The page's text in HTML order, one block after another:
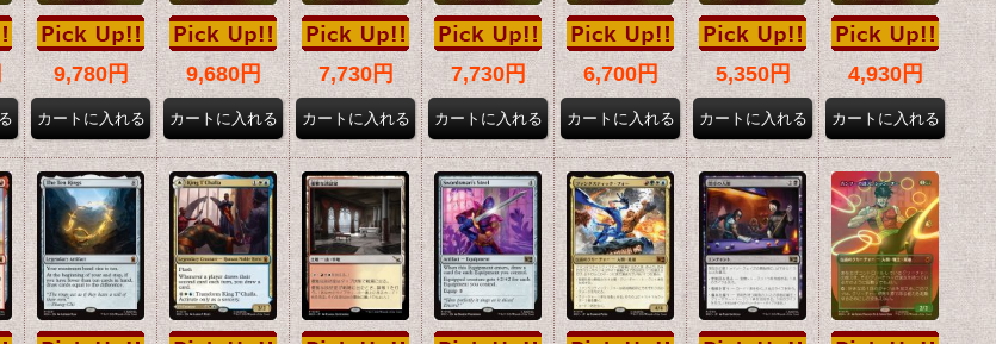
9,780円 9,680円 7,730円 7,730円 6,700円 5,350円 4,930円